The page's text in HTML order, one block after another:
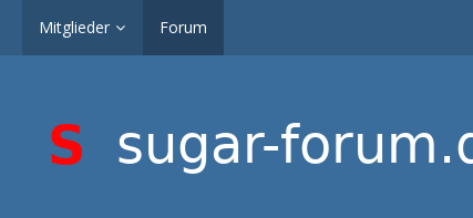
Mitglieder Forum